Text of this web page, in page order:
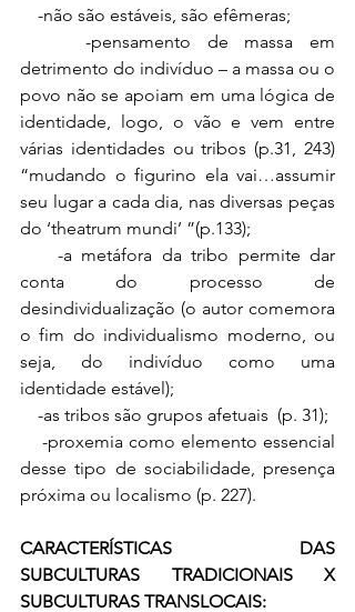
    -não são estáveis, são efêmeras;
detrimento do indivíduo – a massa ou o
povo não se apoiam em uma lógica de
identidade, logo, o vão e vem entre
várias identidades ou tribos (p.31, 243)
“mudando o figurino ela vai…assumir
seu lugar a cada dia, nas diversas peças
do ‘theatrum mundi’ ”(p.133);
conta do processo de
desindividualização (o autor comemora
o fim do individualismo moderno, ou
seja, do indivíduo como uma
identidade estável);
    -as tribos são grupos afetuais  (p. 31);
desse tipo de sociabilidade, presença
próxima ou localismo (p. 227).
CARACTERÍSTICAS DAS
SUBCULTURAS TRADICIONAIS X
SUBCULTURAS TRANSLOCAIS: